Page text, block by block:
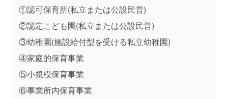
①認可保育所(私立または公設民営)
②認定こども園(私立または公設民営)
③幼稚園(施設給付型を受ける私立幼稚園)
④家庭的保育事業
⑤小規模保育事業
⑥事業所内保育事業